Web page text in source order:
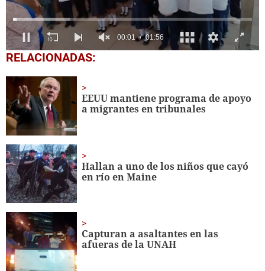
0
seconds
minute,
56
seconds
RELACIONADAS:
EEUU mantiene programa de apoyo
a migrantes en tribunales
Hallan a uno de los niños que cayó
en río en Maine
Capturan a asaltantes en las
afueras de la UNAH